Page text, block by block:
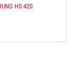
HS-420